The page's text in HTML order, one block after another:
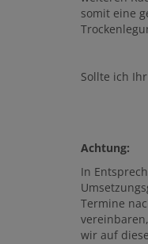
somit eine
Sollte ich
Achtung:
In
Termine
wir auf